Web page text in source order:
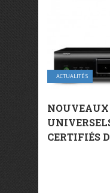
ACTUALITÉS
NOUVEAUX
CERTIFIÉS